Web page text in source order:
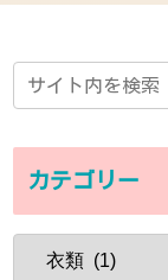
カテゴリー